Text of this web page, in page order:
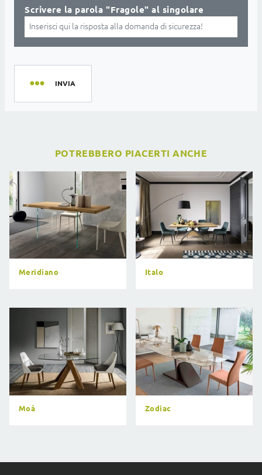
Scrivere la parola "Fragole" al singolare
INVIA
POTREBBERO PIACERTI ANCHE
Meridiano Italo
Moà Zodiac